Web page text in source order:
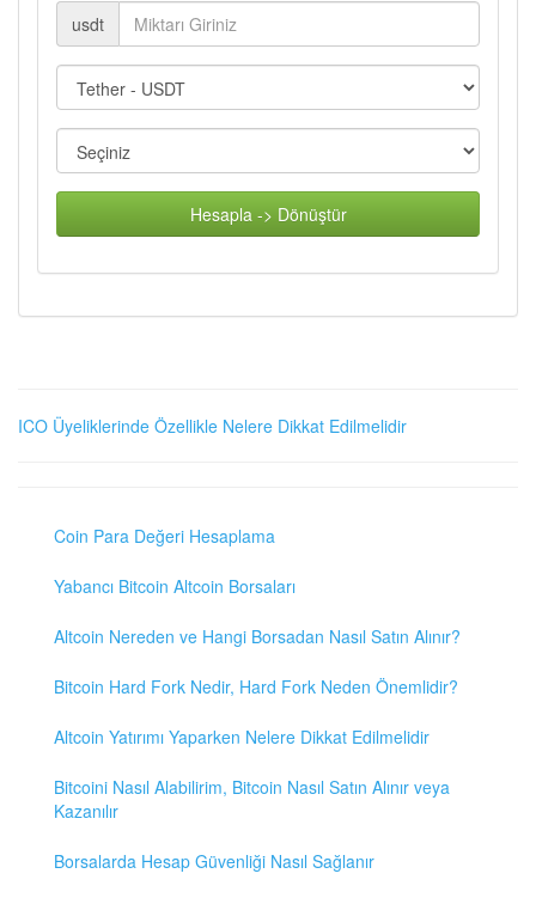
usdt
Hesapla -> Dönüştür
ICO Üyeliklerinde Özellikle Nelere Dikkat Edilmelidir
Coin Para Değeri Hesaplama
Yabancı Bitcoin Altcoin Borsaları
Altcoin Nereden ve Hangi Borsadan Nasıl Satın Alınır?
Bitcoin Hard Fork Nedir, Hard Fork Neden Önemlidir?
Altcoin Yatırımı Yaparken Nelere Dikkat Edilmelidir
Bitcoini Nasıl Alabilirim, Bitcoin Nasıl Satın Alınır veya
Kazanılır
Borsalarda Hesap Güvenliği Nasıl Sağlanır